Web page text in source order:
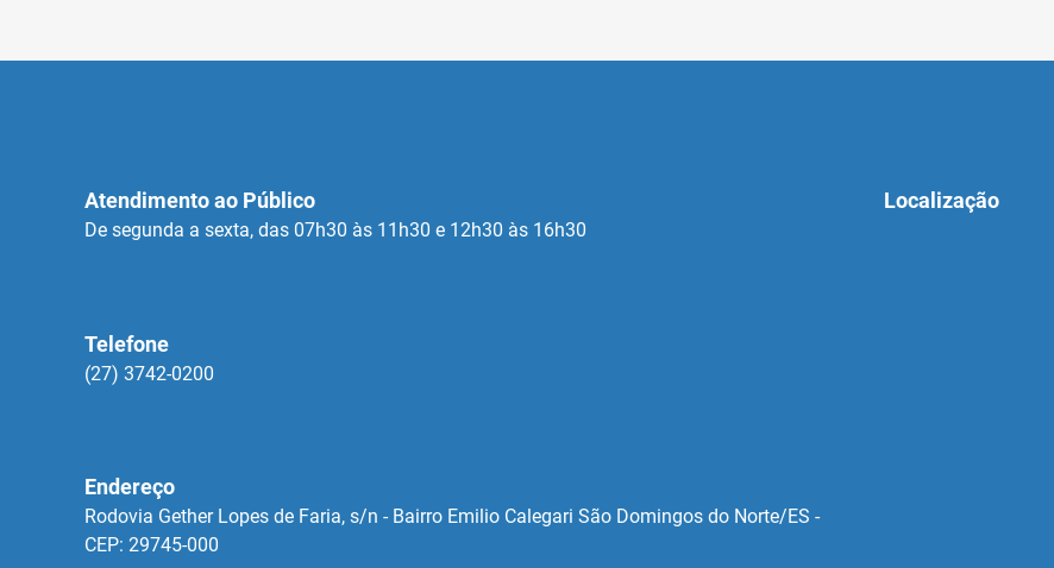
Atendimento ao Público
De segunda a sexta, das 07h30 às 11h30 e 12h30 às 16h30
Telefone
(27) 3742-0200
Endereço
Rodovia Gether Lopes de Faria, s/n - Bairro Emilio Calegari São Domingos do Norte/ES -
CEP: 29745-000
Localização